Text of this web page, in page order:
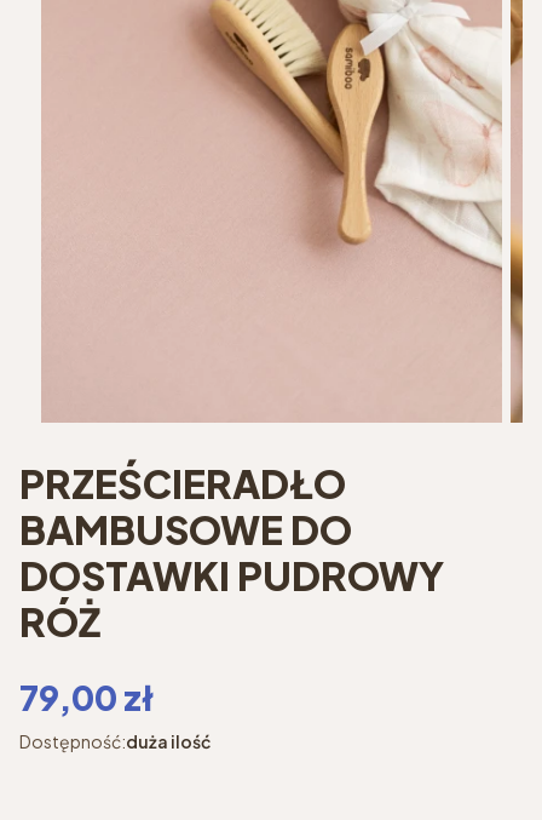
PRZEŚCIERADŁO
BAMBUSOWE DO
DOSTAWKI PUDROWY
RÓŻ
Cena
79,00 zł
Dostępność:duża ilość